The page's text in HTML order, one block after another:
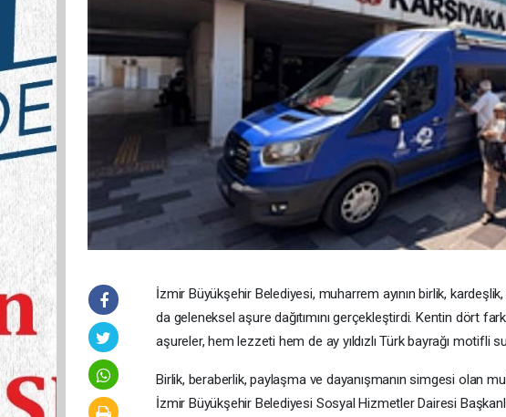
İzmir Büyükşehir Belediyesi, muharrem ayının birlik,
da geleneksel aşure dağıtımını gerçekleştirdi. Kentin dört
aşureler, hem lezzeti hem de ay yıldızlı Türk bayrağı motifli
Birlik, beraberlik, paylaşma ve dayanışmanın simgesi olan
İzmir Büyükşehir Belediyesi Sosyal Hizmetler Dairesi